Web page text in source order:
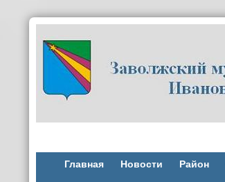
Главная Новости Район